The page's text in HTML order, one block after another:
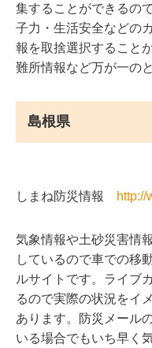
集することができるの
子力・生活安全などの
報を取捨選択すること
難所情報など万が一の
島根県
しまね防災情報 http://
気象情報や土砂災害情
しているので車での移
ルサイトです。ライブ
るので実際の状況をイ
あります。防災メール
いる場合でもいち早く